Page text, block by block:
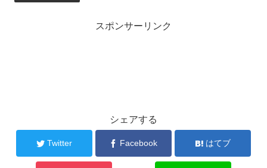
スポンサーリンク
シェアする
Twitter Facebook はてブ